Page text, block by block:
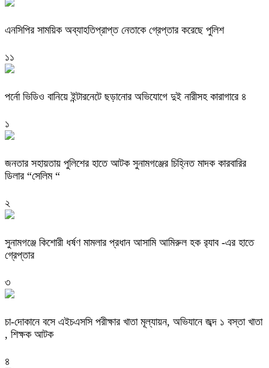
এনসিপির সাময়িক অব্যাহতিপ্রাপ্ত নেতাকে গ্রেপ্তার করেছে পুলিশ
১১
পর্নো ভিডিও বানিয়ে ইন্টারনেটে ছড়ানোর অভিযোগে দুই নারীসহ কারাগারে ৪
১
জনতার সহায়তায় পুলিশের হাতে আটক সুনামগঞ্জের চিহ্নিত মাদক কারবারির
ডিলার “সেলিম “
২
‎সুনামগঞ্জে কিশোরী ধর্ষণ মামলার প্রধান আসামি আমিরুল হক র‌্যাব -এর হাতে
গ্রেপ্তার
৩
চা-দোকানে বসে এইচএসসি পরীক্ষার খাতা মূল্যায়ন, অভিযানে জব্দ ১ বস্তা খাতা
, শিক্ষক আটক
৪